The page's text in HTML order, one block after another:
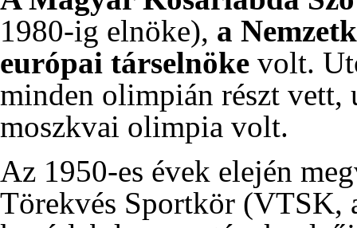
1980-ig elnöke), a
európai társelnöke volt.
minden olimpián részt vett,
moszkvai olimpia volt.
Az 1950-es évek elején
Törekvés Sportkör (VTSK,